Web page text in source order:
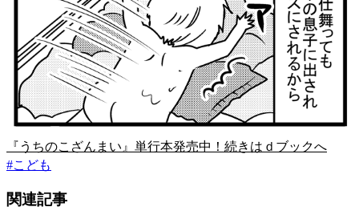
『うちのこざんまい』単行本発売中！続きはｄブックへ
#こども
関連記事